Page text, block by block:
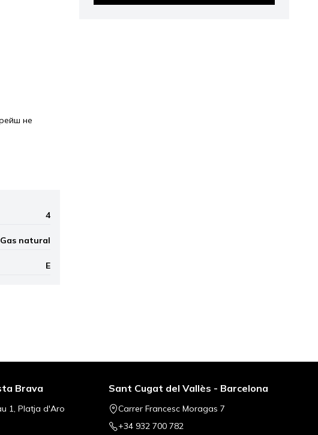
не
4
Gas natural
E
Brava
1, Platja d'Aro
Sant Cugat del Vallès - Barcelona
Carrer Francesc Moragas 7
+34 932 700 782